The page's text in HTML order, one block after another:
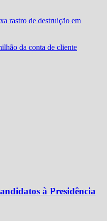
rastro de destruição em
da conta de cliente
à Presidência